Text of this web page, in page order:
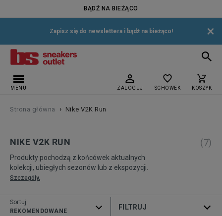
BĄDŹ NA BIEŻĄCO
Zapisz się do newslettera i bądź na bieżąco! ×
MENU ZALOGUJ SCHOWEK KOSZYK
Strona główna › Nike V2K Run
NIKE V2K RUN
Produkty pochodzą z końcówek aktualnych
kolekcji, ubiegłych sezonów lub z ekspozycji.
Szczegóły.
(7)
ROZWIŃ FILTRY
Sortuj
REKOMENDOWANE